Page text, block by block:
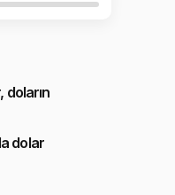
doların
dolar